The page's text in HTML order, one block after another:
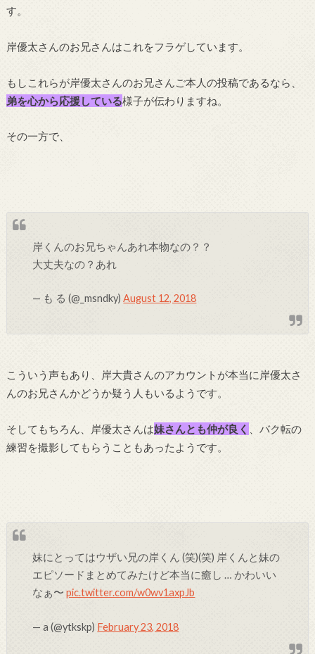
す。
岸優太さんのお兄さんはこれをフラゲしています。
もしこれらが岸優太さんのお兄さんご本人の投稿であるなら、
弟を心から応援している様子が伝わりますね。
その一方で、
岸くんのお兄ちゃんあれ本物なの？？
大丈夫なの？あれ
— も る (@_msndky)August 12, 2018
こういう声もあり、岸大貴さんのアカウントが本当に岸優太さ
んのお兄さんかどうか疑う人もいるようです。
そしてもちろん、岸優太さんは妹さんとも仲が良く
、バク転の
練習を撮影してもらうこともあったようです。
妹にとってはウザい兄の岸くん (笑)(笑) 岸くんと妹の
エピソードまとめてみたけど本当に癒し … かわいい
なぁ〜pic.twitter.com/w0wv1axpJb
— a (@ytkskp) February 23, 2018